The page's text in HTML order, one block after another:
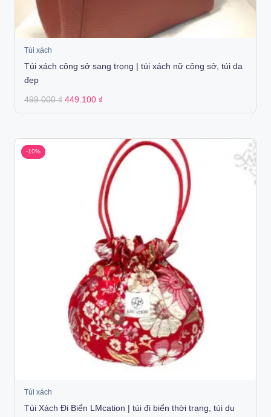
Túi xách
Túi xách công sở sang trọng | túi xách nữ công sở, túi da
đẹp
499.000₫ Original
was:
449.100 ₫
is:
-10%
Túi xách
Túi Xách Đi Biển LMcation | túi đi biển thời trang, túi du